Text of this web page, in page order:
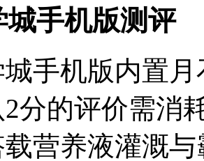
城手机版测评
手机版内置
分的评价需消
营养液灌溉